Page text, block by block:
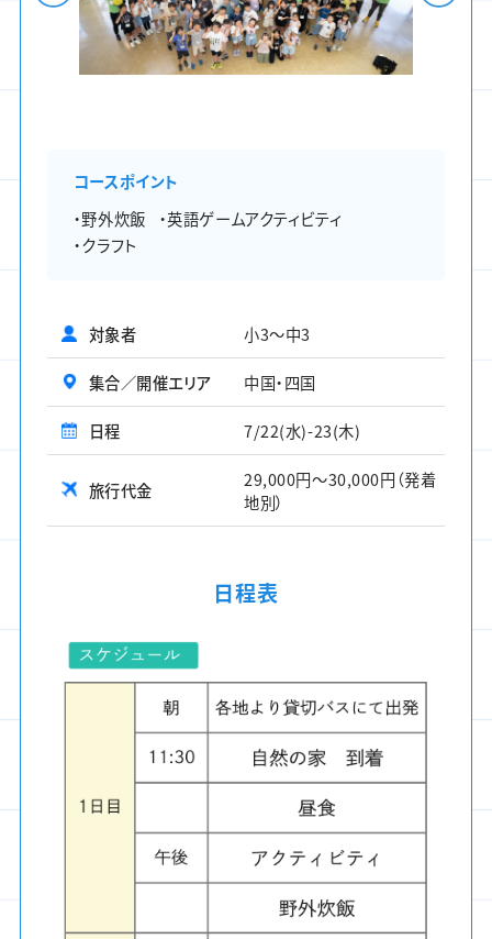
コースポイント
・野外炊飯
・英語ゲームアクティビティ
・クラフト
対象者 小3〜中3
集合／開催エリア 中国・四国
日程 7/22(水)-23(木)
旅行代金
29,000円～30,000円（発着
地別）
日程表